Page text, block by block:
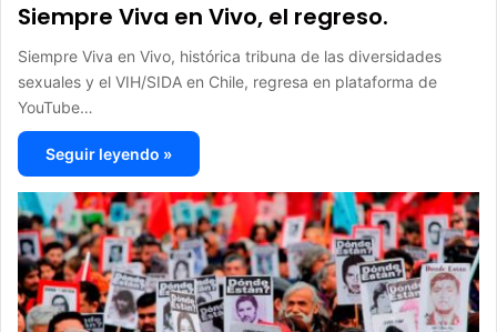
Siempre Viva en Vivo, el regreso.
Siempre Viva en Vivo, histórica tribuna de las diversidades
sexuales y el VIH/SIDA en Chile, regresa en plataforma de
YouTube…
Seguir leyendo »